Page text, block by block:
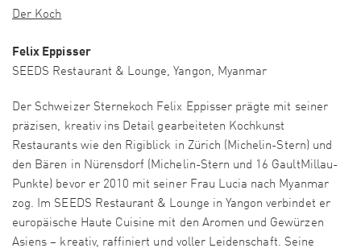
Der Koch
Felix Eppisser
SEEDS Restaurant & Lounge, Yangon, Myanmar
Der Schweizer Sternekoch Felix Eppisser prägte mit seiner
präzisen, kreativ ins Detail gearbeiteten Kochkunst
Restaurants wie den Rigiblick in Zürich (Michelin-Stern) und
den Bären in Nürensdorf (Michelin-Stern und 16 GaultMillau-
Punkte) bevor er 2010 mit seiner Frau Lucia nach Myanmar
zog. Im SEEDS Restaurant & Lounge in Yangon verbindet er
europäische Haute Cuisine mit den Aromen und Gewürzen
Asiens – kreativ, raffiniert und voller Leidenschaft. Seine